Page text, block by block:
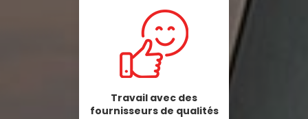
Travail avec des
fournisseurs de qualités